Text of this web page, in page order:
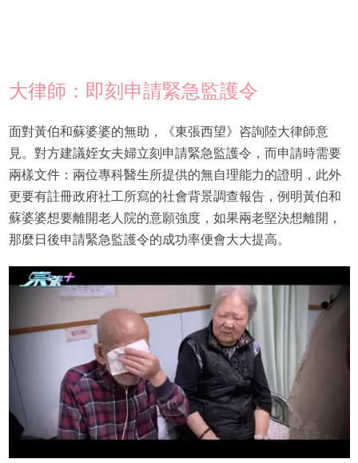
大律師：即刻申請緊急監護令
面對黃伯和蘇婆婆的無助，《東張西望》咨詢陸大律師意
見。對方建議姪女夫婦立刻申請緊急監護令，而申請時需要
兩樣文件：兩位專科醫生所提供的無自理能力的證明，此外
更要有註冊政府社工所寫的社會背景調查報告，例明黃伯和
蘇婆婆想要離開老人院的意願強度，如果兩老堅決想離開，
那麼日後申請緊急監護令的成功率便會大大提高。